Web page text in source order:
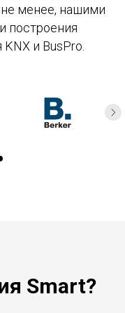
менее, нашими
построения
и BusPro.
Smart?